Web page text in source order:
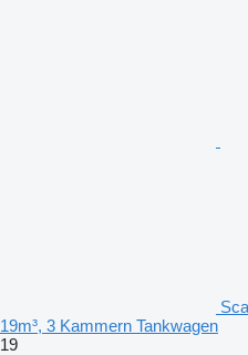
19m³, 3 Kammern Tankwagen
19